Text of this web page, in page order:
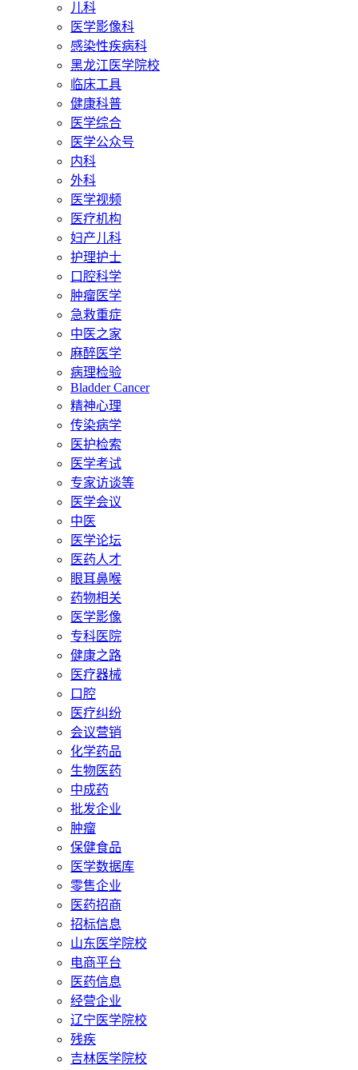
儿科
医学影像科
感染性疾病科
黑龙江医学院校
临床工具
健康科普
医学综合
医学公众号
内科
外科
医学视频
医疗机构
妇产儿科
护理护士
口腔科学
肿瘤医学
急救重症
中医之家
麻醉医学
病理检验
Bladder Cancer
精神心理
传染病学
医护检索
医学考试
专家访谈等
医学会议
中医
医学论坛
医药人才
眼耳鼻喉
药物相关
医学影像
专科医院
健康之路
医疗器械
口腔
医疗纠纷
会议营销
化学药品
生物医药
中成药
批发企业
肿瘤
保健食品
医学数据库
零售企业
医药招商
招标信息
山东医学院校
电商平台
医药信息
经营企业
辽宁医学院校
残疾
吉林医学院校